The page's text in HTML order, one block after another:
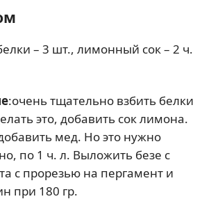
– 3 шт., лимонный сок – 2 ч.
:очень тщательно взбить белки
это, добавить сок лимона.
мед. Но это нужно
по 1 ч. л. Выложить безе с
с прорезью на пергамент и
при 180 гр.